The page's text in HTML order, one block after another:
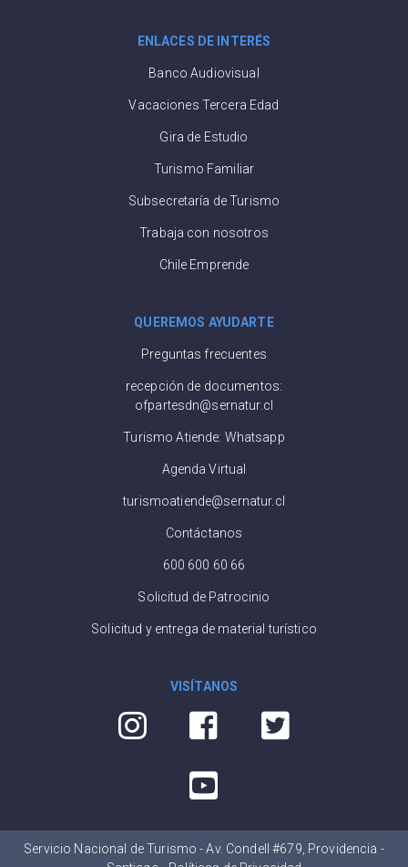
ENLACES DE INTERÉS
Banco Audiovisual
Vacaciones Tercera Edad
Gira de Estudio
Turismo Familiar
Subsecretaría de Turismo
Trabaja con nosotros
Chile Emprende
QUEREMOS AYUDARTE
Preguntas frecuentes
recepción de documentos:
ofpartesdn@sernatur.cl
Turismo Atiende: Whatsapp
Agenda Virtual
turismoatiende@sernatur.cl
Contáctanos
600 600 60 66
Solicitud de Patrocinio
Solicitud y entrega de material turístico
VISÍTANOS
Servicio Nacional de Turismo - Av. Condell #679, Providencia -